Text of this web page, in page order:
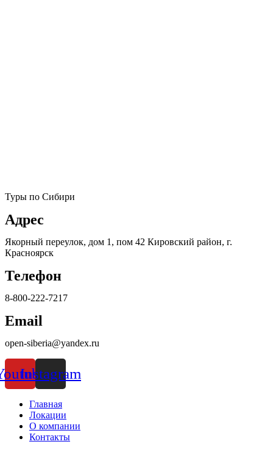
Туры по Сибири
Адрес
Якорный переулок, дом 1, пом 42 Кировский район, г.
Красноярск
Телефон
8-800-222-7217
Email
open-siberia@yandex.ru
Instagram
Главная
Локации
О компании
Контакты